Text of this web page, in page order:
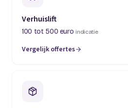
Verhuislift
100 tot 500 euro indicatie
Vergelijk offertes
(opent in een nieuw tabblad)